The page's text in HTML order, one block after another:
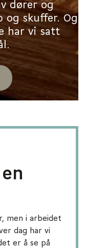
dører og
og skuffer. Og
har vi satt
men i arbeidet
dag har vi
er å se på